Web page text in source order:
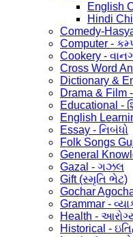
English
Hindi
Comedy-
Computer -
Cookery -
Cross Word
Dictionary &
Drama & Film
Educational -
English
Essay - નિબંધો
Folk Songs
General
Gazal - ગઝલ
Gift (સ્મૃતિ ભેટ)
Gochar
Grammar -
Health -
Historical -